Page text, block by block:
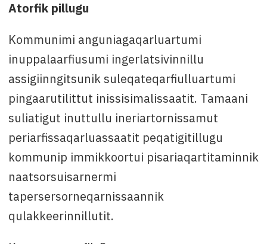
Atorfik pillugu
Kommunimi anguniagaqarluartumi
inuppalaarfiusumi ingerlatsivinnillu
assigiinngitsunik suleqateqarfiulluartumi
pingaarutilittut inissisimalissaatit. Tamaani
suliatigut inuttullu ineriartornissamut
periarfissaqarluassaatit peqatigitillugu
kommunip immikkoortui pisariaqartitaminnik
naatsorsuisarnermi
tapersersorneqarnissaannik
qulakkeerinnillutit.